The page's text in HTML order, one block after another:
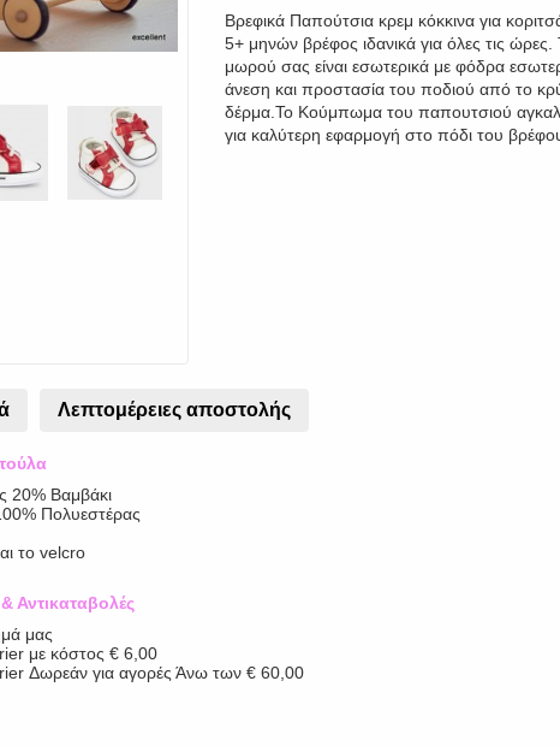
Βρεφικά Παπούτσια κρεμ κόκκινα για
5+ μηνών βρέφος ιδανικά για όλες τις
μωρού σας είναι εσωτερικά με φόδρα
άνεση και προστασία του ποδιού από το
δέρμα.Το Κούμπωμα του παπουτσιού
για καλύτερη εφαρμογή στο πόδι του
Λεπτομέρειες αποστολής
20% Βαμβάκι
Πολυεστέρας
το velcro
Αντικαταβολές
μας
με κόστος € 6,00
Δωρεάν για αγορές Άνω των € 60,00